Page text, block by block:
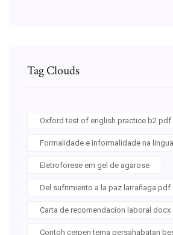
Tag Clouds
Oxford test of english practice b2 pdf
Formalidade e informalidade na
Eletroforese em gel de agarose
Del sufrimiento a la paz larrañaga pdf
Carta de recomendacion laboral docx
Contoh cerpen tema persahabatan